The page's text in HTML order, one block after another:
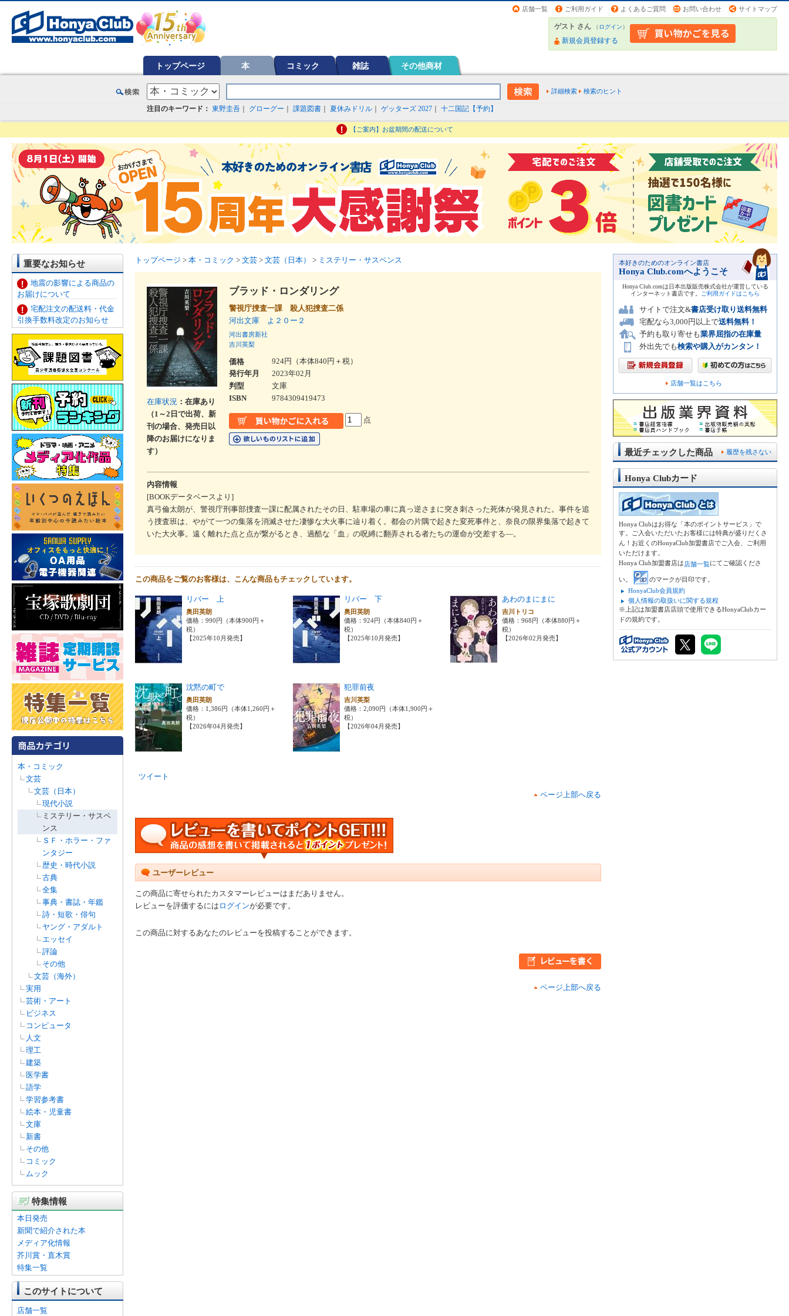
店舗一覧 ご利用ガイド よくあるご質問 お問い合わせ サイトマップ
ゲスト さん （ログイン）
新規会員登録する
トップページ 本 コミック 雑誌 その他商材
詳細検索 検索のヒント
注目のキーワード： 東野圭吾 グローグー 課題図書 夏休みドリル ゲッターズ 2027 十二国記【予約】
【ご案内】お盆期間の配送について
重要なお知らせ
地震の影響による商品の
お届けについて
宅配注文の配送料・代金
引換手数料改定のお知らせ
本・コミック
文芸
文芸（日本）
現代小説
ミステリー・サスペ
ンス
ＳＦ・ホラー・ファ
ンタジー
歴史・時代小説
古典
全集
事典・書誌・年鑑
詩・短歌・俳句
ヤング・アダルト
エッセイ
評論
その他
文芸（海外）
実用
芸術・アート
ビジネス
コンピュータ
人文
理工
建築
医学書
語学
学習参考書
絵本・児童書
文庫
新書
その他
コミック
ムック
特集情報
本日発売
新聞で紹介された本
メディア化情報
芥川賞・直木賞
特集一覧
このサイトについて
店舗一覧
トップページ > 本・コミック > 文芸 > 文芸（日本） > ミステリー・サスペンス
在庫状況 ：在庫あり
（1～2日で出荷、新
刊の場合、発売日以
降のお届けになりま
す）
ブラッド・ロンダリング
警視庁捜査一課 殺人犯捜査二係
河出文庫 よ２０ー２
河出書房新社
吉川英梨
価格
924円（本体840円＋税）
発行年月
2023年02月
判型
文庫
ISBN
9784309419473
点
内容情報
[BOOKデータベースより]
真弓倫太朗が、警視庁刑事部捜査一課に配属されたその日、駐車場の車に真っ逆さまに突き刺さった死体が発見された。事件を追
う捜査班は、やがて一つの集落を消滅させた凄惨な大火事に辿り着く。都会の片隅で起きた変死事件と、奈良の限界集落で起きて
いた大火事。遠く離れた点と点が繋がるとき、過酷な「血」の呪縛に翻弄される者たちの運命が交差する―。
この商品をご覧のお客様は、こんな商品もチェックしています。
リバー 上
奥田英朗
価格：990円（本体900円＋
税）
【2025年10月発売】
リバー 下
奥田英朗
価格：924円（本体840円＋
税）
【2025年10月発売】
あわのまにまに
吉川トリコ
価格：968円（本体880円＋
税）
【2026年02月発売】
沈黙の町で
奥田英朗
価格：1,386円（本体1,260円＋
税）
【2026年04月発売】
犯罪前夜
吉川英梨
価格：2,090円（本体1,900円＋
税）
【2026年04月発売】
ツイート
ページ上部へ戻る
ユーザーレビュー
この商品に寄せられたカスタマーレビューはまだありません。
レビューを評価するには ログインが必要です。
この商品に対するあなたのレビューを投稿することができます。
ページ上部へ戻る
本好きのためのオンライン書店
Honya Club.comへようこそ
Honya Club.comは日本出版販売株式会社が運営している
インターネット書店です。
ご利用ガイドはこちら
サイトで注文&書店受け取り送料無料
宅配なら3,000円以上で送料無料！
予約も取り寄せも業界屈指の在庫量
外出先でも検索や購入がカンタン！
店舗一覧はこちら
履歴を残さない
最近チェックした商品
Honya Clubカード
Honya Clubはお得な「本のポイントサービス」で
す。ご入会いただいたお客様には特典が盛りだくさ
ん！お近くのHonyaClub加盟書店でご入会、ご利用
いただけます。
Honya Club加盟書店は店舗一覧にてご確認くださ
い。
のマークが目印です。
HonyaClub会員規約
個人情報の取扱いに関する規程
※上記は加盟書店店頭で使用できるHonyaClubカー
ドの規約です。